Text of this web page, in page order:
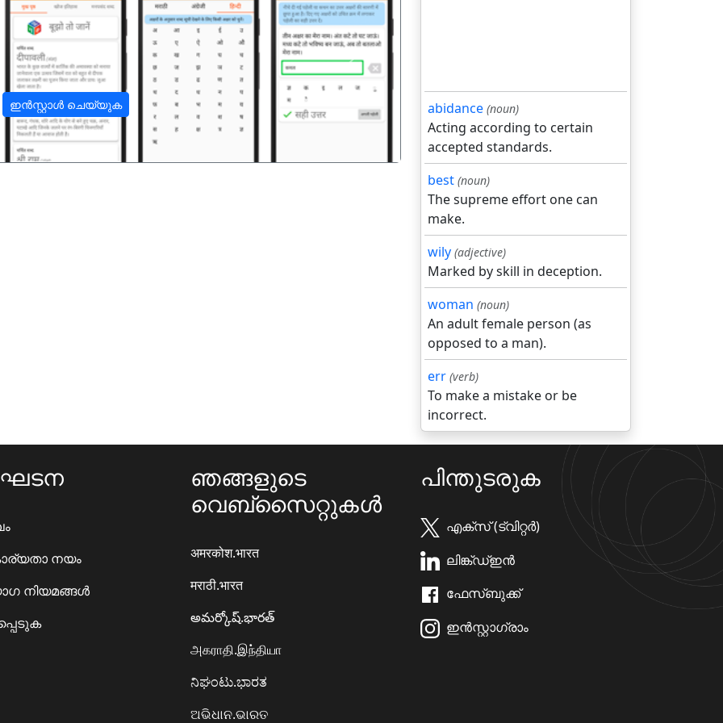
ഇൻസ്റ്റാൾ ചെയ്യുക
अगला
abidance (noun)
Acting according to certain
accepted standards.
best (noun)
The supreme effort one can
make.
wily (adjective)
Marked by skill in deception.
woman (noun)
An adult female person (as
opposed to a man).
err (verb)
To make a mistake or be
incorrect.
നയം
നിയമങ്ങൾ
ഞങ്ങളുടെ
വെബ്സൈറ്റുകൾ
अमरकोश.भारत
मराठी.भारत
అమర్కోష్.భారత్
அகராதி.இந்தியா
ನಿಘಂಟು.ಭಾರತ
ଅଭିଧାନ.ଭାରତ
പിന്തുടരുക
എക്സ് (ട്വിറ്റർ)
ലിങ്ക്ഡ്ഇൻ
ഫേസ്ബുക്ക്
ഇൻസ്റ്റാഗ്രാം